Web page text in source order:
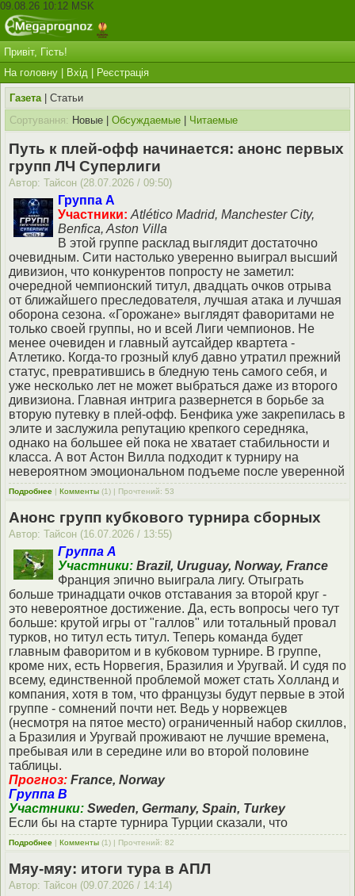
09.08.26 10:12 MSK
Привіт, Гість!
На головну
Вхід Реєстрація
Газета| Статьи
Сортування: Новые | Обсуждаемые Читаемые
Путь к плей-офф начинается: анонс первых
групп ЛЧ Суперлиги
Автор: Тайсон (28.07.2026 / 09:50)
Группа A
Участники: Atlético Madrid, Manchester City,
Benfica, Aston Villa
В этой группе расклад выглядит достаточно
очевидным. Сити настолько уверенно выиграл высший
дивизион, что конкурентов попросту не заметил:
очередной чемпионский титул, двадцать очков отрыва
от ближайшего преследователя, лучшая атака и лучшая
оборона сезона. «Горожане» выглядят фаворитами не
только своей группы, но и всей Лиги чемпионов. Не
менее очевиден и главный аутсайдер квартета -
Атлетико. Когда-то грозный клуб давно утратил прежний
статус, превратившись в бледную тень самого себя, и
уже несколько лет не может выбраться даже из второго
дивизиона. Главная интрига развернется в борьбе за
вторую путевку в плей-офф. Бенфика уже закрепилась в
элите и заслужила репутацию крепкого середняка,
однако на большее ей пока не хватает стабильности и
класса. А вот Астон Вилла подходит к турниру на
невероятном эмоциональном подъеме после уверенной
Подробнее | Комменты (1) | Прочтений: 53
Анонс групп кубкового турнира сборных
Автор: Тайсон (16.07.2026 / 13:55)
Группа А
Участники: Brazil, Uruguay, Norway, France
Франция эпично выиграла лигу. Отыграть
больше тринадцати очков отставания за второй круг -
это невероятное достижение. Да, есть вопросы чего тут
больше: крутой игры от "галлов" или тотальный провал
турков, но титул есть титул. Теперь команда будет
главным фаворитом и в кубковом турнире. В группе,
кроме них, есть Норвегия, Бразилия и Уругвай. И судя по
всему, единственной проблемой может стать Холланд и
компания, хотя в том, что французы будут первые в этой
группе - сомнений почти нет. Ведь у норвежцев
(несмотря на пятое место) ограниченный набор скиллов,
а Бразилия и Уругвай проживают не лучшие времена,
пребывая или в середине или во второй половине
таблицы.
Прогноз: France, Norway
Группа B
Участники: Sweden, Germany, Spain, Turkey
Если бы на старте турнира Турции сказали, что
Подробнее | Комменты (1) | Прочтений: 82
Мяу-мяу: итоги тура в АПЛ
Автор: Тайсон (09.07.2026 / 14:14)